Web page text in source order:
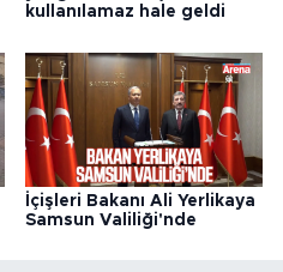
kullanılamaz hale geldi
İçişleri Bakanı Ali Yerlikaya
Samsun Valiliği'nde